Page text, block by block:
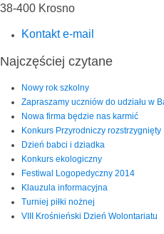
38-400 Krosno
Kontakt e-mail
Najczęściej czytane
Nowy rok szkolny
Zapraszamy uczniów do udziału w
Nowa firma będzie nas karmić
Konkurs Przyrodniczy rozstrzygnięty
Dzień babci i dziadka
Konkurs ekologiczny
Festiwal Logopedyczny 2014
Klauzula informacyjna
Turniej piłki nożnej
VIII Krośnieński Dzień Wolontariatu